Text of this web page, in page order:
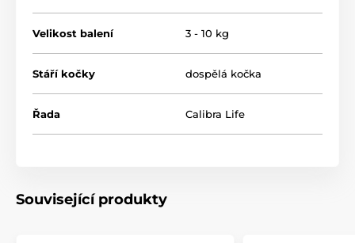
Velikost balení 3 - 10 kg
Stáří kočky dospělá kočka
Řada Calibra Life
Související produkty